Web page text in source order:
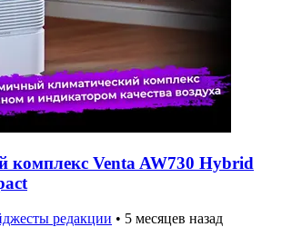
комплекс Venta AW730 Hybrid
редакции • 5 месяцев назад